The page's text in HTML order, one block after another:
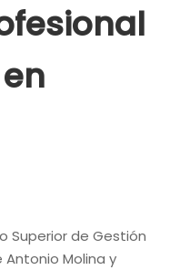
Superior de Gestión
Antonio Molina y